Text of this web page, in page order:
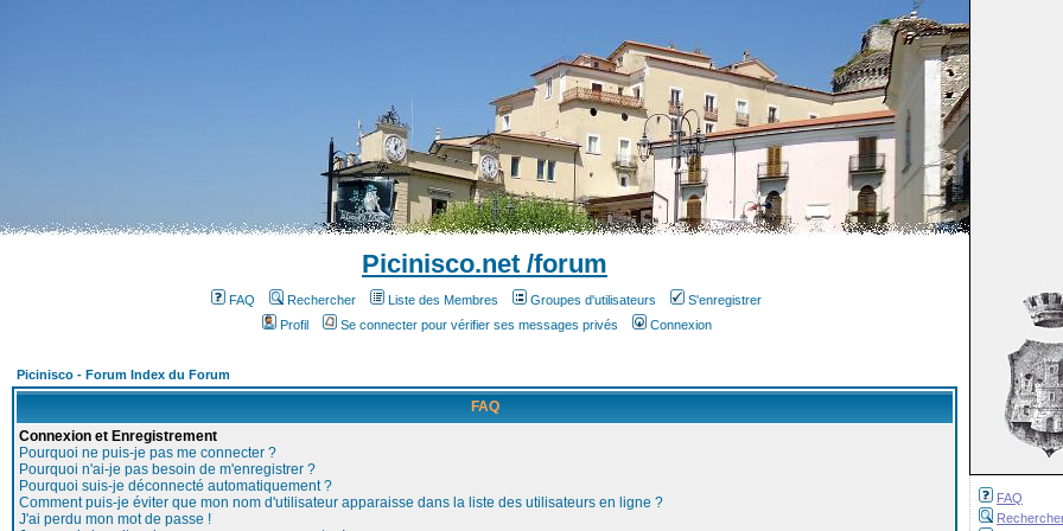
FAQ
Picinisco.net /forum
FAQ Rechercher Liste des Membres Groupes d'utilisateurs
S'enregistrer
Profil
Se connecter pour vérifier ses messages privés Connexion
Picinisco - Forum Index du Forum
FAQ
Connexion et Enregistrement
Pourquoi ne puis-je pas me connecter ?
Pourquoi n'ai-je pas besoin de m'enregistrer ?
Pourquoi suis-je déconnecté automatiquement ?
Comment puis-je éviter que mon nom d'utilisateur apparaisse dans la liste des utilisateurs en ligne ?
J'ai perdu mon mot de passe !